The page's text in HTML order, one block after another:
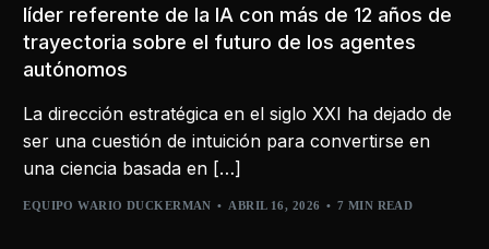
líder referente de la IA con más de 12 años de
trayectoria sobre el futuro de los agentes
autónomos
La dirección estratégica en el siglo XXI ha dejado de
ser una cuestión de intuición para convertirse en
una ciencia basada en […]
EQUIPO WARIO DUCKERMAN ABRIL 16, 2026 7 MIN READ